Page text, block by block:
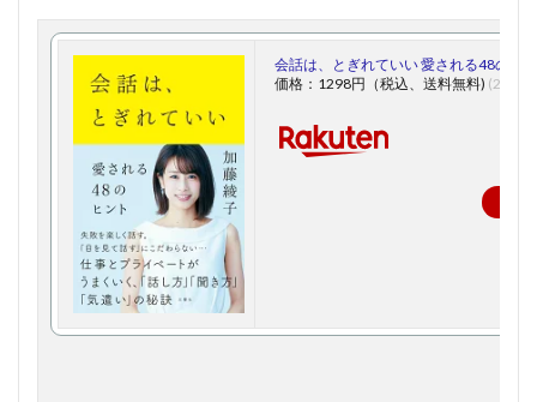
会話は、とぎれていい 愛される48のヒ
価格：1298円（税込、送料無料) (2021/